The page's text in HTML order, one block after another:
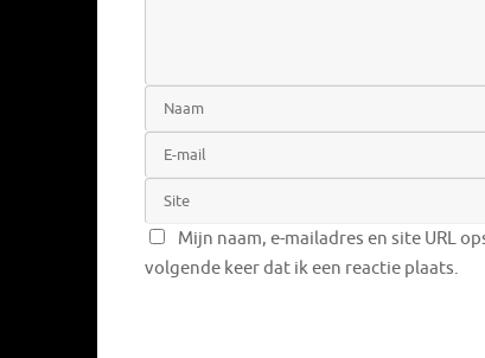
Mijn naam, e-mailadres en site URL
volgende keer dat ik een reactie plaats.